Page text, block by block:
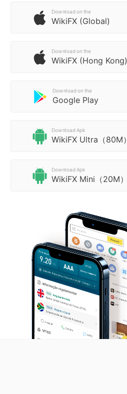
Download on the
WikiFX (Global)
Download on the
WikiFX (Hong Kong)
Download on the
Google Play
Download Apk
WikiFX Ultra（80M）
Download Apk
WikiFX Mini（20M）